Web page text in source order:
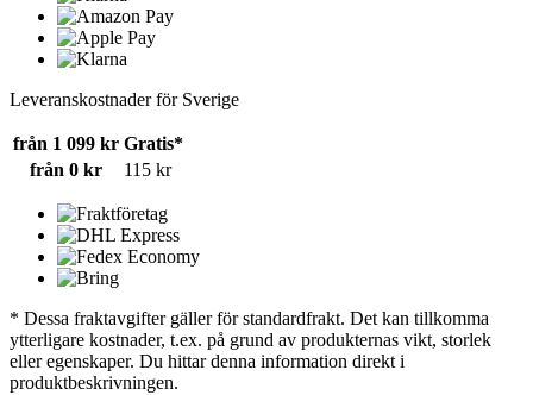
Leveranskostnader för Sverige
från 1 099 kr Gratis*
från 0 kr
115 kr
* Dessa fraktavgifter gäller för standardfrakt. Det kan tillkomma
ytterligare kostnader, t.ex. på grund av produkternas vikt, storlek
eller egenskaper. Du hittar denna information direkt i
produktbeskrivningen.